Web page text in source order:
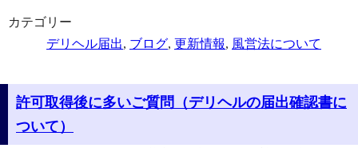
カテゴリー
デリヘル届出, ブログ, 更新情報, 風営法について
許可取得後に多いご質問（デリヘルの届出確認書に
ついて）